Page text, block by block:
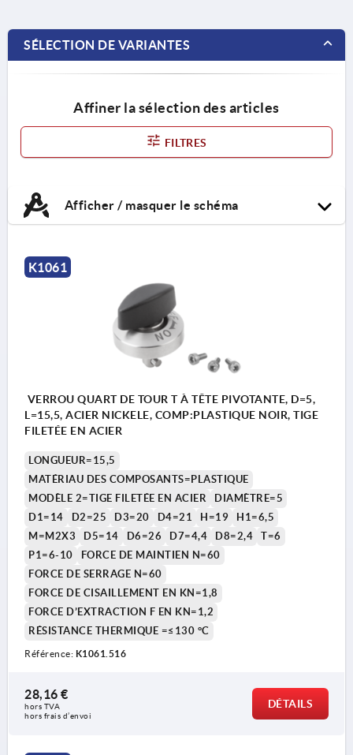
SÉLECTION DE VARIANTES
Affiner la sélection des articles
FILTRES
Afficher / masquer le schéma
1) Option de montage 1
2) Option de montage 2
K1061
VERROU QUART DE TOUR T À TÊTE PIVOTANTE, D=5,
L=15,5, ACIER NICKELE, COMP:PLASTIQUE NOIR, TIGE
FILETÉE EN ACIER
LONGUEUR=15,5
MATÉRIAU DES COMPOSANTS=PLASTIQUE
MODÈLE 2=TIGE FILETÉE EN ACIER
DIAMÈTRE=5
D1=14
D2=25 D3=20 D4=21 H=19
H1=6,5
M=M2X3
D5=14 D6=26 D7=4,4 D8=2,4
T=6
P1=6-10
FORCE DE MAINTIEN N=60
FORCE DE SERRAGE N=60
FORCE DE CISAILLEMENT EN KN=1,8
FORCE D’EXTRACTION F EN KN=1,2
RÉSISTANCE THERMIQUE =≤130 °C
Référence: K1061.516
28,16 €
hors TVA
hors frais d’envoi
DÉTAILS